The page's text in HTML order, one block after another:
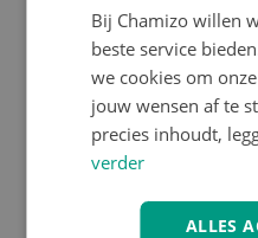
Riese & Müller
Riese & Müller VBK0264
Mand Swing MY2020
€ 101.90
Bij Chamizo willen
beste service
we cookies om
jouw wensen af te
precies inhoudt,
verder
ALLES